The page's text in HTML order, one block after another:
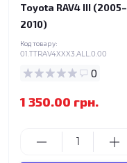
Toyota RAV4 III (2005–
2010)
Код товару:
01.TTRAV4XXX3.ALL.0.00
0
1 350.00 грн.